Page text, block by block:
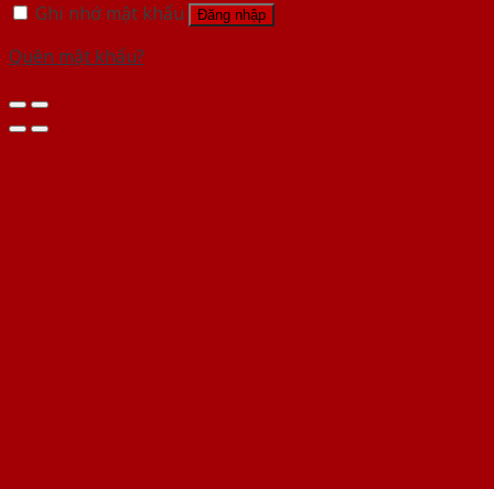
Ghi nhớ mật khẩu
Đăng nhập
Quên mật khẩu?